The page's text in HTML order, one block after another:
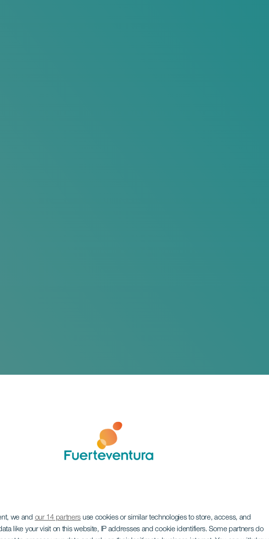
we and our 14 partners use cookies or similar technologies to store, access, and
like your visit on this website, IP addresses and cookie identifiers. Some partners do
en Música (FEM)